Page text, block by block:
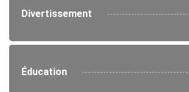
Divertissement
Éducation